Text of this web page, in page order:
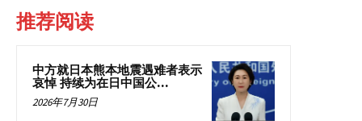
推荐阅读
中方就日本熊本地震遇难者表示
哀悼 持续为在日中国公...
2026年7月30日